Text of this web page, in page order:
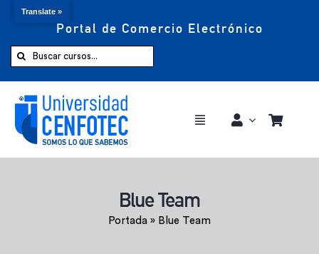
Portal de Comercio Electrónico
Buscar:
Toggle
Comprar ahora
Blue Team
Portada » Blue Team
Translate »